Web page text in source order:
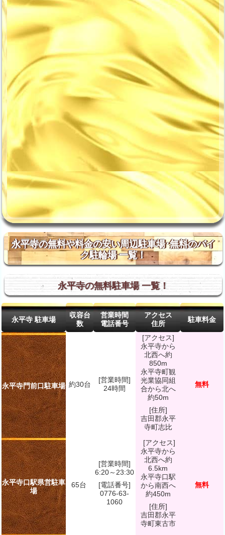
永平寺の無料や料金の安い周辺駐車場･無料のバイ
ク駐輪場 一覧！
永平寺の無料駐車場 一覧！
永平寺 駐車場
収容台
数
営業時間
電話番号
アクセス
住所
駐車料金
永平寺門前口駐車場 約30台
[営業時間]
24時間
[アクセス]
永平寺から
北西へ約
850m
永平寺町観
光業協同組
合から北へ
約50m
[住所]
吉田郡永平
寺町志比
無料
永平寺口駅県営駐車
場
65台
[営業時間]
6:20～23:30
[電話番号]
0776-63-
1060
[アクセス]
永平寺から
北西へ約
6.5km
永平寺口駅
から南西へ
約450m
[住所]
吉田郡永平
寺町東古市
無料